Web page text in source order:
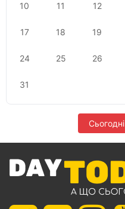
10 11 12
17 18 19
24 25 26
31
Сьогодні